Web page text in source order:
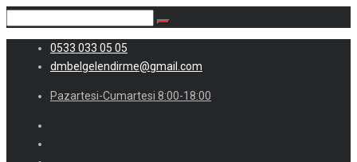
0533 033 05 05
dmbelgelendirme@gmail.com
Pazartesi-Cumartesi 8:00-18:00